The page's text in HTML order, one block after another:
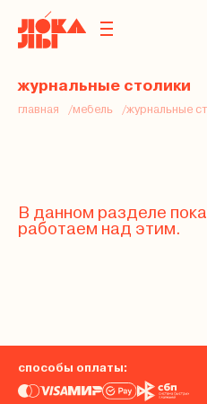
журнальные столики
главная мебель журнальные
В данном разделе
работаем над этим.
способы оплаты: